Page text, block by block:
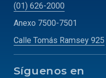
(01) 626-2000
Anexo 7500-7501
Calle Tomás Ramsey 925
Síguenos en